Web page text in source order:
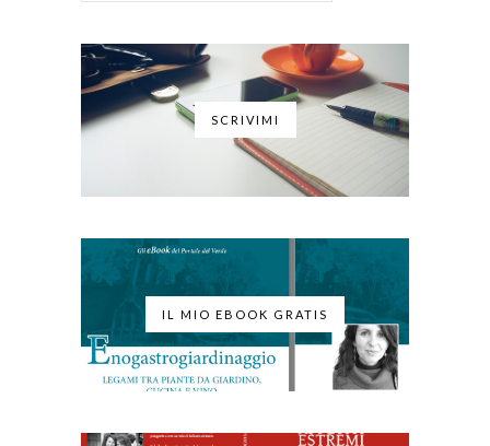
SCRIVIMI
IL MIO EBOOK GRATIS